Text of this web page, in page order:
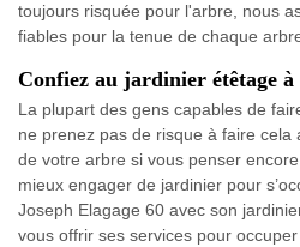
toujours risquée pour l'arbre, nous
fiables pour la tenue de chaque
Confiez au jardinier étêtage
La plupart des gens capables de
ne prenez pas de risque à faire cela
de votre arbre si vous penser
mieux engager de jardinier pour
Joseph Elagage 60 avec son
vous offrir ses services pour